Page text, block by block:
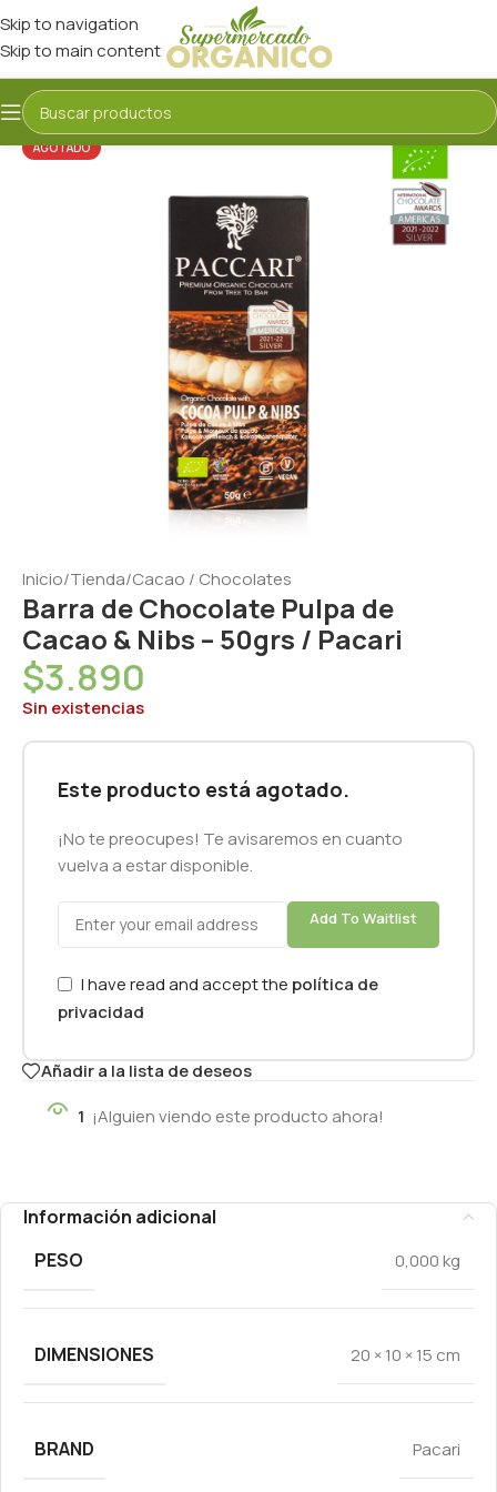
Skip to navigation
Skip to main content
AGOTADO
Inicio/Tienda/Cacao / Chocolates
Barra de Chocolate Pulpa de
Cacao & Nibs – 50grs / Pacari
$3.890
Sin existencias
Este producto está agotado.
¡No te preocupes! Te avisaremos en cuanto
vuelva a estar disponible.
Add To Waitlist
I have read and accept the política de
privacidad
Añadir a la lista de deseos
1 ¡Alguien viendo este producto ahora!
Información adicional
PESO
0,000 kg
DIMENSIONES 20 × 10 × 15 cm
BRAND Pacari